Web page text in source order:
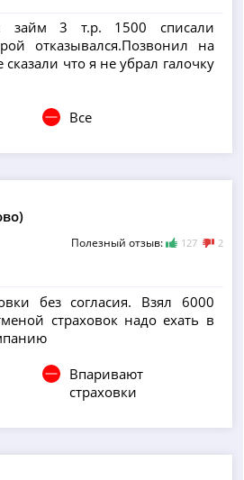
займ 3 т.р. 1500 списали
отказывался.Позвонил на
что я не убрал галочку
Все
Полезный отзыв: 127 2
без согласия. Взял 6000
страховок надо ехать в
Впаривают
страховки